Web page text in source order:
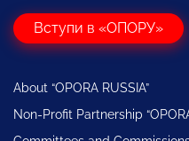
Вступи в «ОПОРУ»
About “OPORA RUSSIA”
Non-Profit Partnership